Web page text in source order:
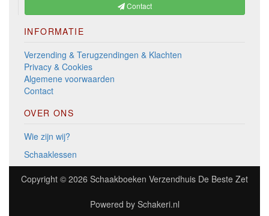
Contact
INFORMATIE
Verzending & Terugzendingen & Klachten
Privacy & Cookies
Algemene voorwaarden
Contact
OVER ONS
Wie zijn wij?
Schaaklessen
Copyright © 2026 Schaakboeken Verzendhuis De Beste Zet
Powered by Schakeri.nl